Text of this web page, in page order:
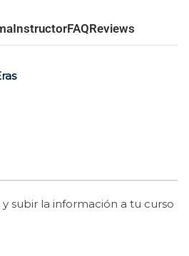
InstructorFAQReviews
subir la información a tu curso